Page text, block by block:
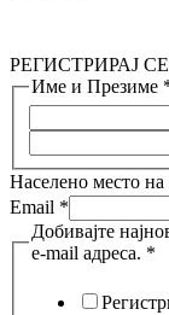
РЕГИСТРИРАЈ СЕ
Име и Презиме
Населено место
Email *
Добивајте
e-mail адреса. *